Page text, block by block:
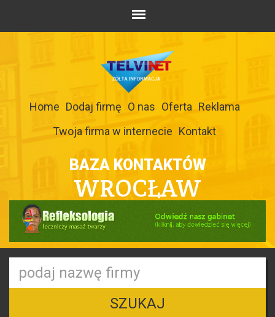
Home Dodaj firmę O nas Oferta Reklama
Twoja firma w internecie Kontakt
BAZA KONTAKTÓW
WROCŁAW
SZUKAJ